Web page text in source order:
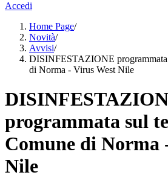
Accedi
Home Page/
Novità/
Avvisi/
DISINFESTAZIONE
di Norma - Virus West Nile
programmata sul
Comune di Norma
Nile